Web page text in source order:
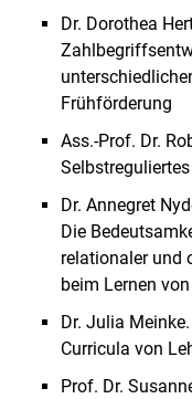
Dr. Dorothea
Frühförderung
Ass.-Prof. Dr.
Dr. Annegret
Die
relationaler und
beim Lernen
Dr. Julia
Curricula von
Prof. Dr.